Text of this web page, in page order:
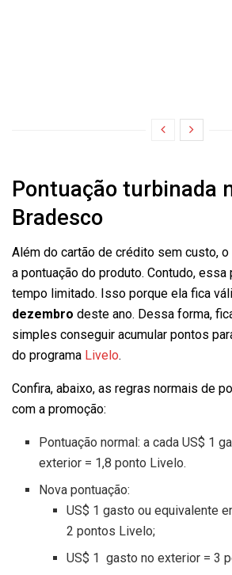
Pontuação turbinada
Bradesco
Além do cartão de crédito sem custo,
a pontuação do produto. Contudo, essa
tempo limitado. Isso porque ela fica
dezembro deste ano. Dessa forma,
simples conseguir acumular pontos
do programa Livelo.
Confira, abaixo, as regras normais de
com a promoção:
Pontuação normal: a cada US$ 1
exterior = 1,8 ponto Livelo.
Nova pontuação:
US$ 1 gasto ou equivalente
2 pontos Livelo;
US$ 1 gasto no exterior = 3